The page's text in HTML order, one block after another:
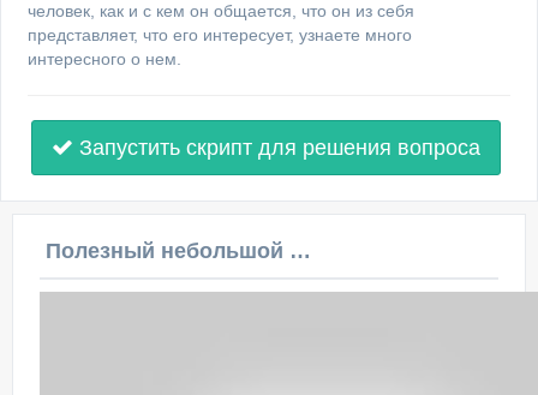
человек, как и с кем он общается, что он из себя
представляет, что его интересует, узнаете много
интересного о нем.
Запустить скрипт для решения вопроса
Полезный небольшой видеоурок по этой теме